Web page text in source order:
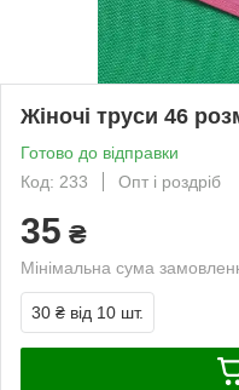
Жіночі труси 46
Готово до відправки
Код: 233
Опт і роздріб
35 ₴
Мінімальна сума
30 ₴ від 10 шт.